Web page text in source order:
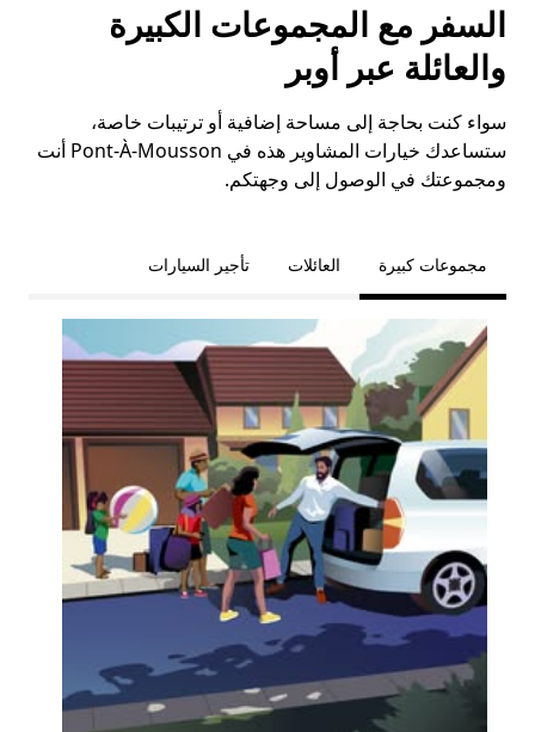
السفر مع المجموعات الكبيرة
والعائلة عبر أوبر
سواء كنت بحاجة إلى مساحة إضافية أو ترتيبات خاصة،
ستساعدك خيارات المشاوير هذه في Pont-À-Mousson أنت
ومجموعتك في الوصول إلى وجهتكم.
مجموعات كبيرة العائلات تأجير السيارات